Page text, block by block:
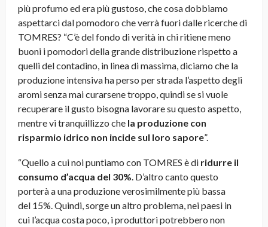
più profumo ed era più gustoso, che cosa dobbiamo
aspettarci dal pomodoro che verrà fuori dalle ricerche di
TOMRES? “C’è del fondo di verità in chi ritiene meno
buoni i pomodori della grande distribuzione rispetto a
quelli del contadino, in linea di massima, diciamo che la
produzione intensiva ha perso per strada l’aspetto degli
aromi senza mai curarsene troppo, quindi se si vuole
recuperare il gusto bisogna lavorare su questo aspetto,
mentre vi tranquillizzo che la produzione con
risparmio idrico non incide sul loro sapore”.
“Quello a cui noi puntiamo con TOMRES è di ridurre il
consumo d’acqua del 30%. D’altro canto questo
porterà a una produzione verosimilmente più bassa
del 15%. Quindi, sorge un altro problema, nei paesi in
cui l’acqua costa poco, i produttori potrebbero non